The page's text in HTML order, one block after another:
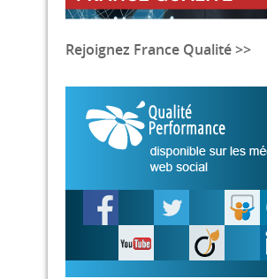
Rejoignez France Qualité >>